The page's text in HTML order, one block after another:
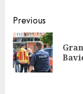
Previous